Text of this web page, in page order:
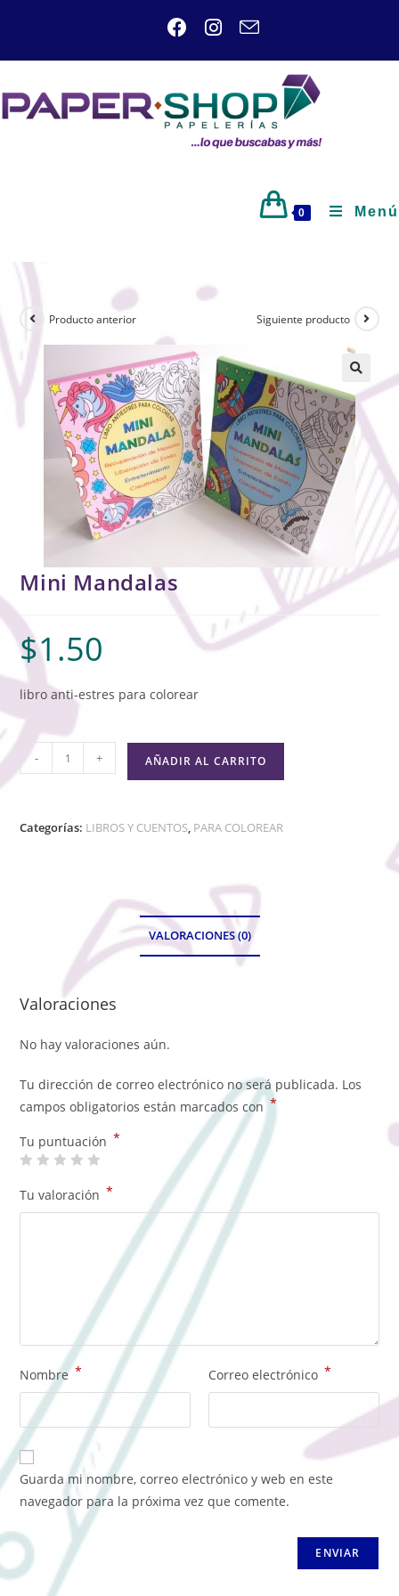
0 Menú
Producto anterior Siguiente producto
🔍
Mini Mandalas
$1.50
libro anti-estres para colorear
- + AÑADIR AL CARRITO
Categorías: LIBROS Y CUENTOS, PARA COLOREAR
VALORACIONES (0)
Valoraciones
No hay valoraciones aún.
Tu dirección de correo electrónico no será publicada. Los
campos obligatorios están marcados con *
Tu puntuación *
Tu valoración *
Nombre * Correo electrónico *
Guarda mi nombre, correo electrónico y web en este
navegador para la próxima vez que comente.